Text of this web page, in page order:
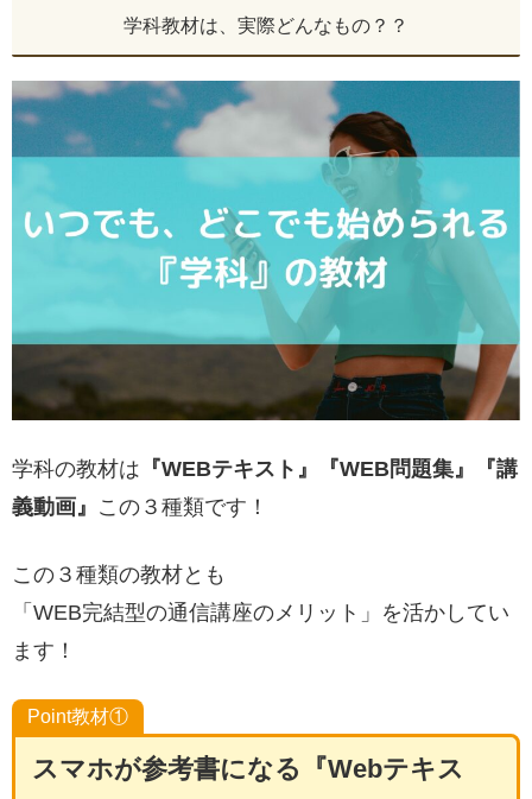
学科教材は、実際どんなもの？？
学科の教材は 『WEBテキスト』『WEB問題集』『講
義動画』 この３種類です！
この３種類の教材とも
「WEB完結型の通信講座のメリット」を活かしてい
ます！
Point教材①
スマホが参考書になる『Webテキス